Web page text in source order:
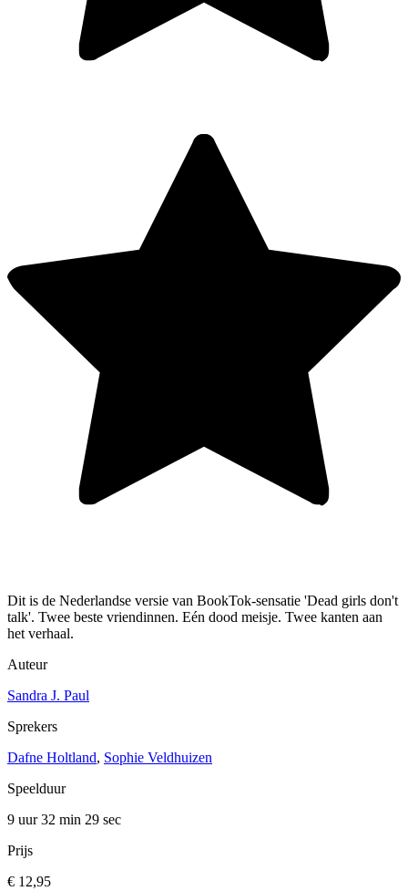
Dit is de Nederlandse versie van BookTok-sensatie 'Dead girls don't
talk'. Twee beste vriendinnen. Eén dood meisje. Twee kanten aan
het verhaal.
Auteur
Sandra J. Paul
Sprekers
Dafne Holtland, Sophie Veldhuizen
Speelduur
9 uur 32 min 29 sec
Prijs
€ 12,95